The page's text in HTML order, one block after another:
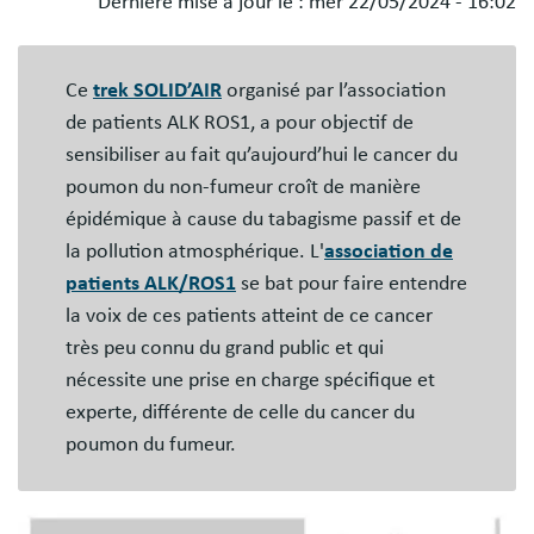
Ce trek SOLID’AIR organisé par l’association
de patients ALK ROS1, a pour objectif de
sensibiliser au fait qu’aujourd’hui le cancer du
poumon du non-fumeur croît de manière
épidémique à cause du tabagisme passif et de
la pollution atmosphérique. L'association de
patients ALK/ROS1 se bat pour faire entendre
la voix de ces patients atteint de ce cancer
très peu connu du grand public et qui
nécessite une prise en charge spécifique et
experte, différente de celle du cancer du
poumon du fumeur.
Image